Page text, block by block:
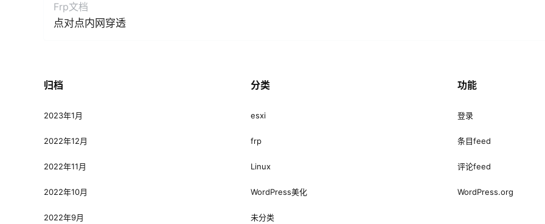
Frp文档
点对点内网穿透
归档
2023年1月
2022年12月
2022年11月
2022年10月
2022年9月
分类
esxi
frp
Linux
WordPress美化
未分类
功能
登录
条目feed
评论feed
WordPress.org